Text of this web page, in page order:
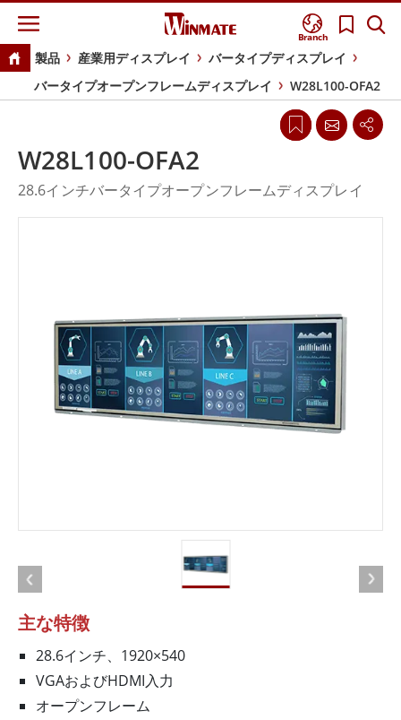
Branch
製品 産業用ディスプレイ
バータイプディスプレイ
バータイプオープンフレームディスプレイ
W28L100-OFA2
主な特徴
28.6インチ、1920×540
VGAおよびHDMI入力
オープンフレーム
W28L100-OFA2
28.6インチバータイプオープンフレームディスプレイ